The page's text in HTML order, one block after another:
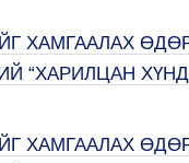
ХАМГААЛАХ
“ХАРИЛЦАН
ХАМГААЛАХ